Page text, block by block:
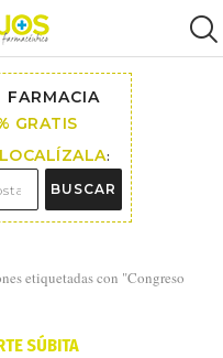
FARMACIA
GRATIS
LOCALÍZALA:
BUSCAR
etiquetadas con "Congreso
SÚBITA